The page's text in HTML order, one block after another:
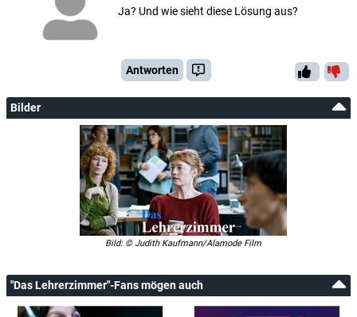
Ja? Und wie sieht diese Lösung aus?
Antworten
Bilder
Bild: © Judith Kaufmann/Alamode Film
"Das Lehrerzimmer"-Fans mögen auch